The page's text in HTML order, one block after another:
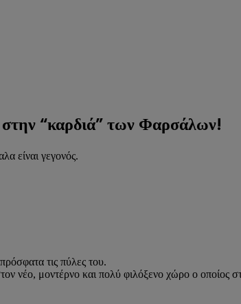
“καρδιά” των Φαρσάλων!
είναι γεγονός.
τις πύλες του.
νέο, μοντέρνο και πολύ φιλόξενο χώρο ο οποίος